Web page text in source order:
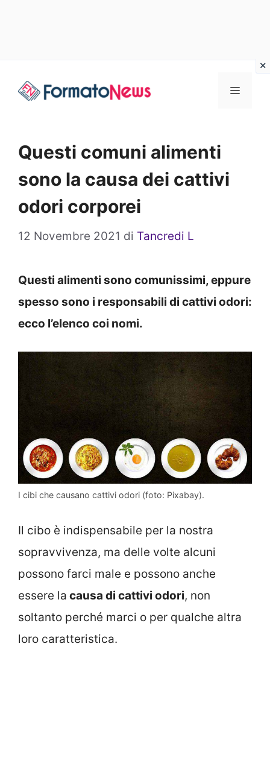
Menu
Questi comuni alimenti
sono la causa dei cattivi
odori corporei
12 Novembre 2021 di Tancredi L
Questi alimenti sono comunissimi, eppure
spesso sono i responsabili di cattivi odori:
ecco l’elenco coi nomi.
I cibi che causano cattivi odori (foto: Pixabay).
Il cibo è indispensabile per la nostra
sopravvivenza, ma delle volte alcuni
possono farci male e possono anche
essere la causa di cattivi odori, non
soltanto perché marci o per qualche altra
loro caratteristica.